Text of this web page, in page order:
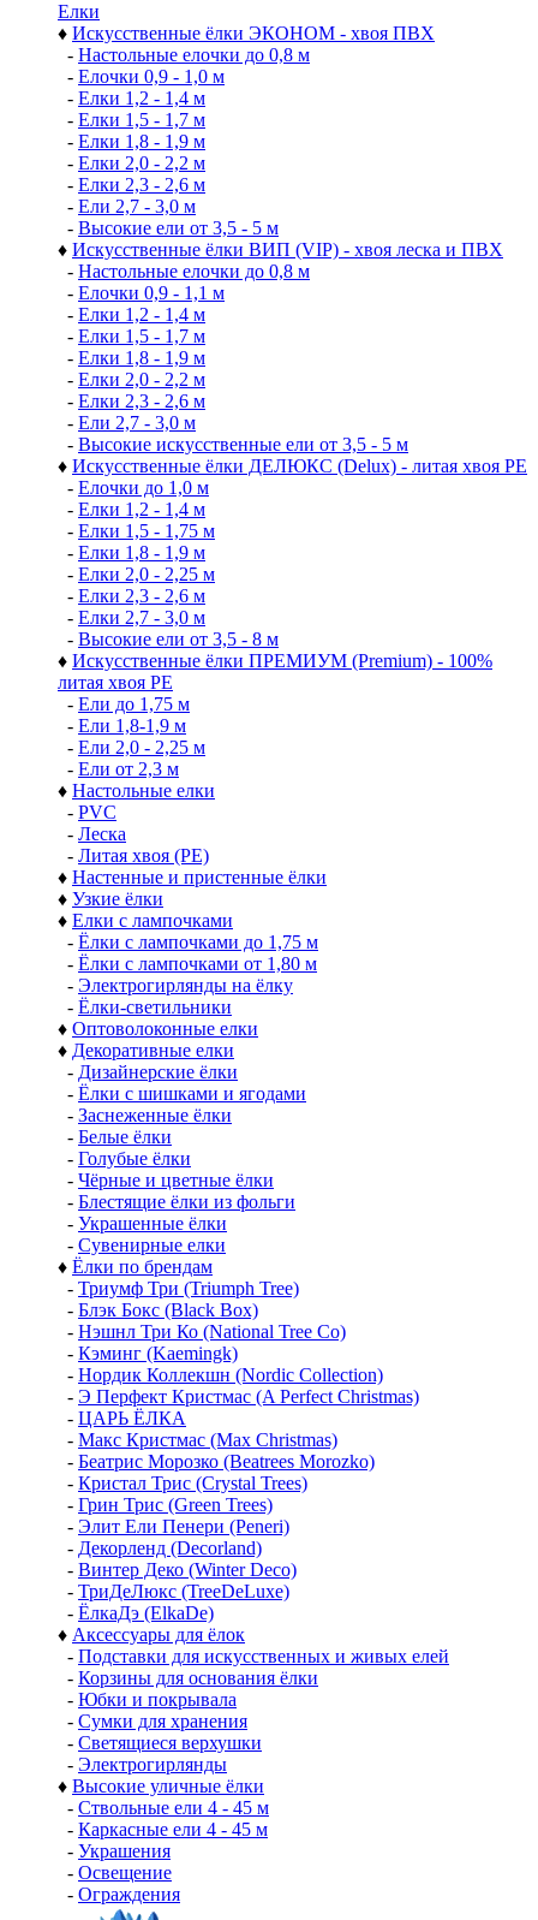
Елки
♦ Искусственные ёлки ЭКОНОМ - хвоя ПВХ
- Настольные елочки до 0,8 м
- Елочки 0,9 - 1,0 м
- Елки 1,2 - 1,4 м
- Елки 1,5 - 1,7 м
- Елки 1,8 - 1,9 м
- Елки 2,0 - 2,2 м
- Елки 2,3 - 2,6 м
- Ели 2,7 - 3,0 м
- Высокие ели от 3,5 - 5 м
♦ Искусственные ёлки ВИП (VIP) - хвоя леска и ПВХ
- Настольные елочки до 0,8 м
- Елочки 0,9 - 1,1 м
- Елки 1,2 - 1,4 м
- Елки 1,5 - 1,7 м
- Елки 1,8 - 1,9 м
- Елки 2,0 - 2,2 м
- Елки 2,3 - 2,6 м
- Ели 2,7 - 3,0 м
- Высокие искусственные ели от 3,5 - 5 м
♦ Искусственные ёлки ДЕЛЮКС (Delux) - литая хвоя РЕ
- Елочки до 1,0 м
- Елки 1,2 - 1,4 м
- Елки 1,5 - 1,75 м
- Елки 1,8 - 1,9 м
- Елки 2,0 - 2,25 м
- Елки 2,3 - 2,6 м
- Елки 2,7 - 3,0 м
- Высокие ели от 3,5 - 8 м
♦ Искусственные ёлки ПРЕМИУМ (Premium) - 100%
литая хвоя РЕ
- Ели до 1,75 м
- Ели 1,8-1,9 м
- Ели 2,0 - 2,25 м
- Ели от 2,3 м
♦ Настольные елки
- PVC
- Леска
- Литая хвоя (РЕ)
♦ Настенные и пристенные ёлки
♦ Узкие ёлки
♦ Елки с лампочками
- Ёлки с лампочками до 1,75 м
- Ёлки с лампочками от 1,80 м
- Электрогирлянды на ёлку
- Ёлки-светильники
♦ Оптоволоконные елки
♦ Декоративные елки
- Дизайнерские ёлки
- Ёлки с шишками и ягодами
- Заснеженные ёлки
- Белые ёлки
- Голубые ёлки
- Чёрные и цветные ёлки
- Блестящие ёлки из фольги
- Украшенные ёлки
- Сувенирные елки
♦ Ёлки по брендам
- Триумф Три (Triumph Tree)
- Блэк Бокс (Black Box)
- Нэшнл Три Ко (National Tree Co)
- Кэминг (Kaemingk)
- Нордик Коллекшн (Nordic Collection)
- Э Перфект Кристмас (A Perfect Christmas)
- ЦАРЬ ЁЛКА
- Макс Кристмас (Max Christmas)
- Беатрис Морозко (Beatrees Morozko)
- Кристал Трис (Crystal Trees)
- Грин Трис (Green Trees)
- Элит Ели Пенери (Peneri)
- Декорленд (Decorland)
- Винтер Деко (Winter Deco)
- ТриДеЛюкс (TreeDeLuxe)
- ЁлкаДэ (ElkaDe)
♦ Аксессуары для ёлок
- Подставки для искусственных и живых елей
- Корзины для основания ёлки
- Юбки и покрывала
- Сумки для хранения
- Светящиеся верхушки
- Электрогирлянды
♦ Высокие уличные ёлки
- Ствольные ели 4 - 45 м
- Каркасные ели 4 - 45 м
- Украшения
- Освещение
- Ограждения